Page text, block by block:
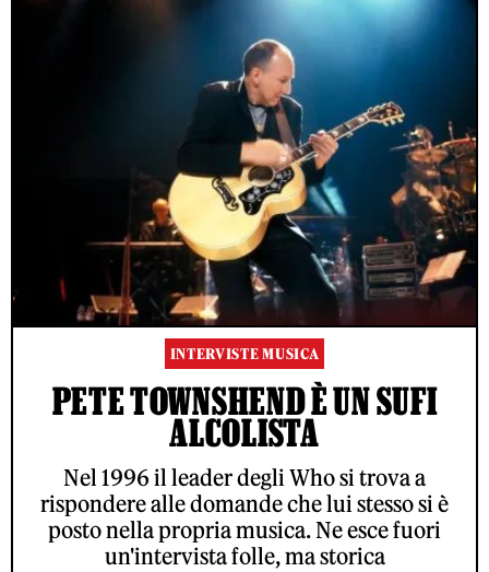
INTERVISTE MUSICA
PETE TOWNSHEND È UN SUFI
ALCOLISTA
Nel 1996 il leader degli Who si trova a
rispondere alle domande che lui stesso si è
posto nella propria musica. Ne esce fuori
un'intervista folle, ma storica